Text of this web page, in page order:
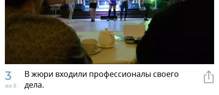
3
из 5
В жюри входили профессионалы своего
дела.